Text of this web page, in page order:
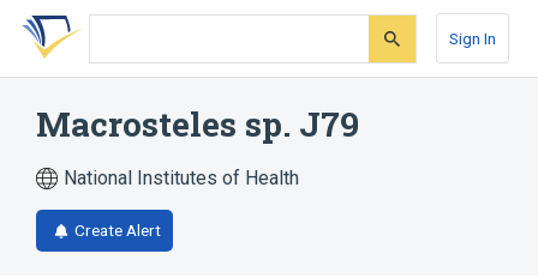
Skip
search
Skip
Skip
account
Sign In
Macrosteles sp. J79
National Institutes of Health
Create Alert